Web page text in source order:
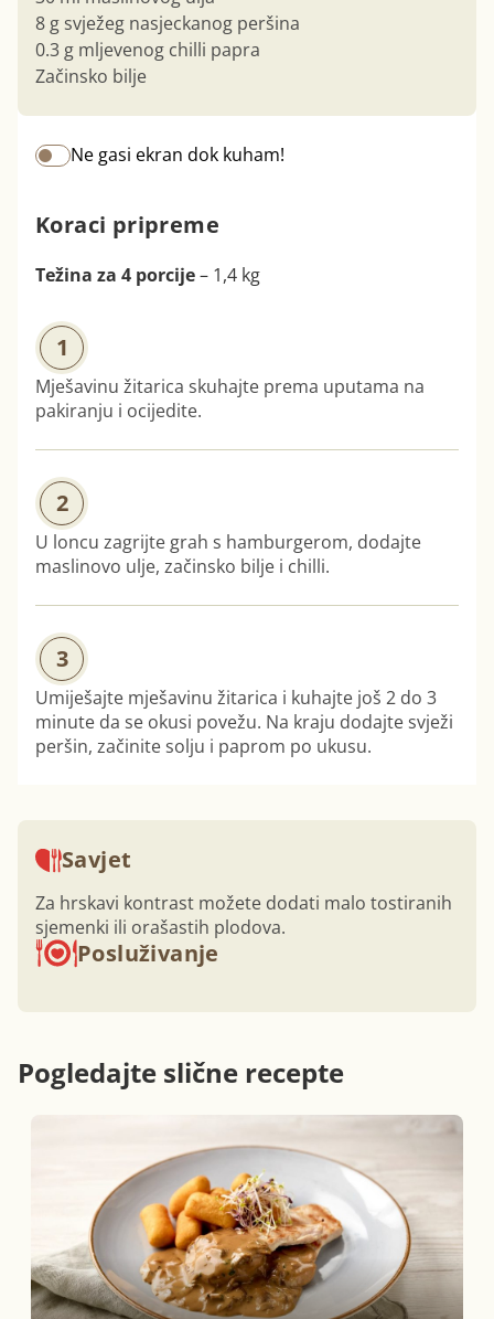
8 g svježeg nasjeckanog peršina
0.3 g mljevenog chilli papra
Začinsko bilje
Ne gasi ekran dok kuham!
Koraci pripreme
Težina za 4 porcije– 1,4 kg
1
Mješavinu žitarica skuhajte prema uputama na
pakiranju i ocijedite.
2
U loncu zagrijte grah s hamburgerom, dodajte
maslinovo ulje, začinsko bilje i chilli.
3
Umiješajte mješavinu žitarica i kuhajte još 2 do 3
minute da se okusi povežu. Na kraju dodajte svježi
peršin, začinite solju i paprom po ukusu.
Savjet
Za hrskavi kontrast možete dodati malo tostiranih
sjemenki ili orašastih plodova.
Posluživanje
Pogledajte slične recepte